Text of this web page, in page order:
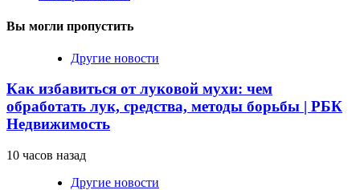
Вы могли пропустить
Другие новости
Как избавиться от луковой мухи: чем
обработать лук, средства, методы борьбы | РБК
Недвижимость
10 часов назад
Другие новости